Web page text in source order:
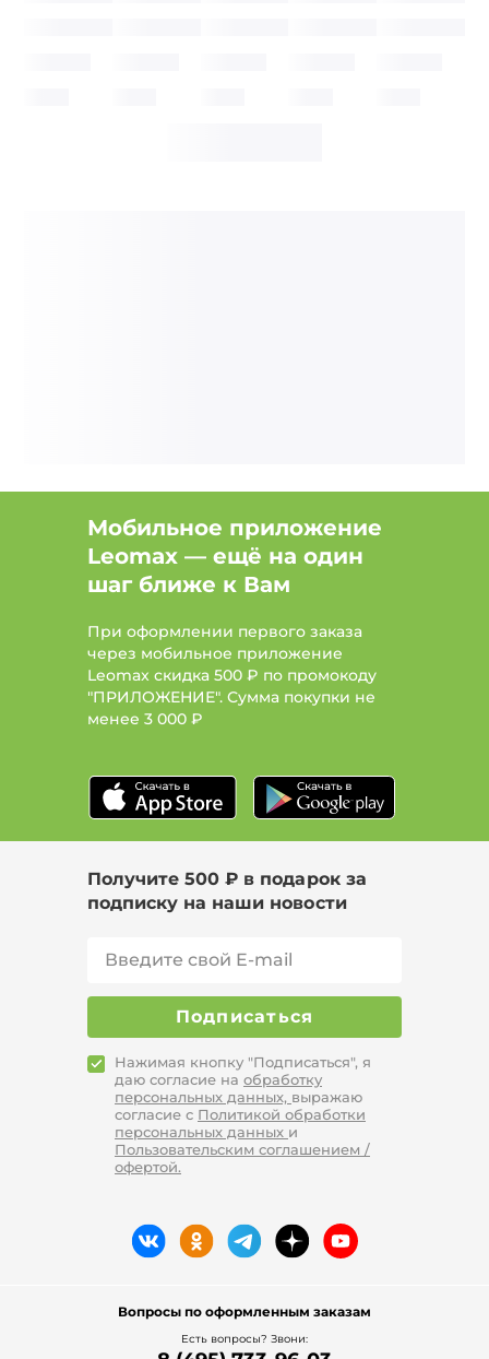
Мобильное приложение
Leomax — ещё на один
шаг ближе к Вам
При оформлении первого заказа
через мобильное приложение
Leomax скидка 500 ₽ по промокоду
"ПРИЛОЖЕНИЕ". Сумма покупки не
менее 3 000 ₽
Получите 500 ₽ в подарок за
подписку на наши новости
Подписаться
Нажимая кнопку "Подписаться", я
даю согласие на обработку
персональных данных, выражаю
согласие с Политикой обработки
персональных данных и
Пользовательским соглашением /
офертой.
Вопросы по оформленным заказам
Есть вопросы? Звони: